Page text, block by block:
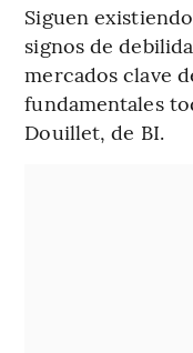
Siguen
signos de
mercados clave
fundamentales
Douillet, de BI.